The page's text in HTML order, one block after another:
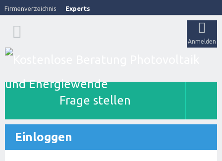
Firmenverzeichnis Experts
Anmelden
Frage stellen
Einloggen